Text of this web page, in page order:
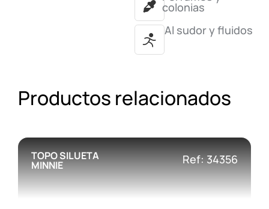
colonias
Al sudor y fluidos
Productos relacionados
TOPO SILUETA
MINNIE Ref: 34356